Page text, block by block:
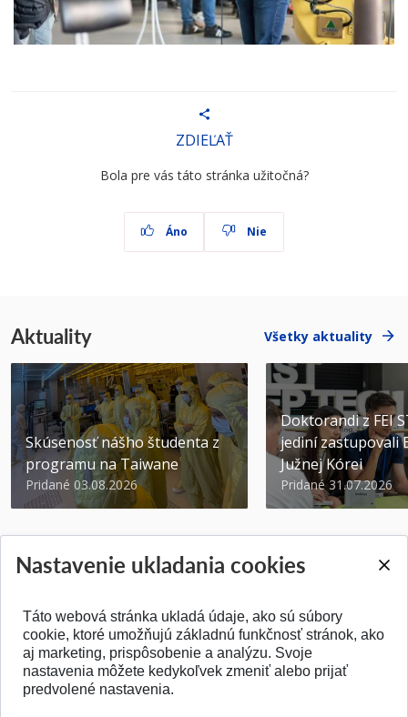
ZDIEĽAŤ
Bola pre vás táto stránka užitočná?
Áno Nie
Aktuality Všetky aktuality
Skúsenosť nášho študenta z
programu na Taiwane
Pridané 03.08.2026
Doktorandi z FEI
jediní zastupovali
Južnej Kórei
Pridané 31.07.2026
SPÄŤ NA VRCH
Nastavenie ukladania cookies
Táto webová stránka ukladá údaje, ako sú súbory
cookie, ktoré umožňujú základnú funkčnosť stránok, ako
aj marketing, prispôsobenie a analýzu. Svoje
nastavenia môžete kedykoľvek zmeniť alebo prijať
predvolené nastavenia.